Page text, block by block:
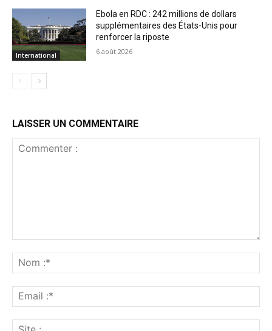
International
Ebola en RDC : 242 millions de dollars
supplémentaires des États-Unis pour
renforcer la riposte
6 août 2026
LAISSER UN COMMENTAIRE
:*
:*